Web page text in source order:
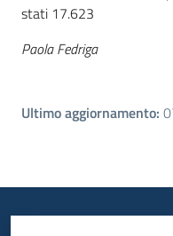
stati 17.623
Paola Fedriga
Ultimo aggiornamento: